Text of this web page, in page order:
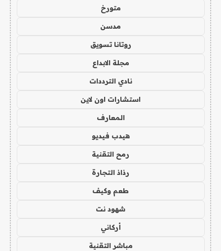
متورخ
مدسن
روتانا تسويق
مجلة الابداع
نادي الترددات
استشارات اون لاين
المعارف
هيدب فيديو
رمح التقنية
رذاذ التجارة
طعم وكيف
شهود نت
أركاني
مباشر التقنية